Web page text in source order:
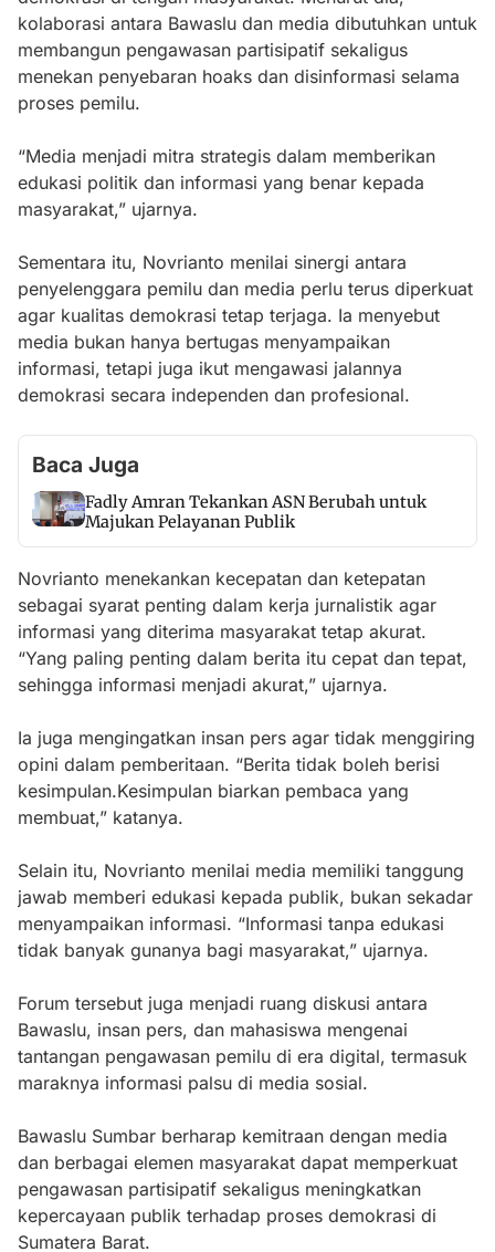
kolaborasi antara Bawaslu dan media dibutuhkan untuk
membangun pengawasan partisipatif sekaligus
menekan penyebaran hoaks dan disinformasi selama
proses pemilu.
“Media menjadi mitra strategis dalam memberikan
edukasi politik dan informasi yang benar kepada
masyarakat,” ujarnya.
Sementara itu, Novrianto menilai sinergi antara
penyelenggara pemilu dan media perlu terus diperkuat
agar kualitas demokrasi tetap terjaga. Ia menyebut
media bukan hanya bertugas menyampaikan
informasi, tetapi juga ikut mengawasi jalannya
demokrasi secara independen dan profesional.
Baca Juga
Fadly Amran Tekankan ASN Berubah untuk
Majukan Pelayanan Publik
Novrianto menekankan kecepatan dan ketepatan
sebagai syarat penting dalam kerja jurnalistik agar
informasi yang diterima masyarakat tetap akurat.
“Yang paling penting dalam berita itu cepat dan tepat,
sehingga informasi menjadi akurat,” ujarnya.
Ia juga mengingatkan insan pers agar tidak menggiring
opini dalam pemberitaan. “Berita tidak boleh berisi
kesimpulan.Kesimpulan biarkan pembaca yang
membuat,” katanya.
Selain itu, Novrianto menilai media memiliki tanggung
jawab memberi edukasi kepada publik, bukan sekadar
menyampaikan informasi. “Informasi tanpa edukasi
tidak banyak gunanya bagi masyarakat,” ujarnya.
Forum tersebut juga menjadi ruang diskusi antara
Bawaslu, insan pers, dan mahasiswa mengenai
tantangan pengawasan pemilu di era digital, termasuk
maraknya informasi palsu di media sosial.
Bawaslu Sumbar berharap kemitraan dengan media
dan berbagai elemen masyarakat dapat memperkuat
pengawasan partisipatif sekaligus meningkatkan
kepercayaan publik terhadap proses demokrasi di
Sumatera Barat.